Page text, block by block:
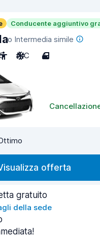
Conducente aggiuntivo
o Intermedia simile
5 A/C 4
offerta
gratuito
della sede